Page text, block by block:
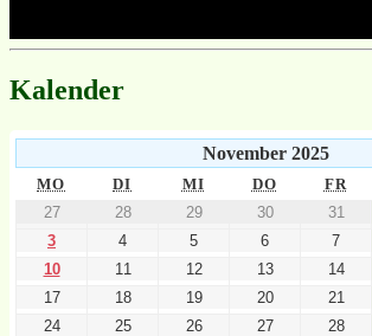
Kalender
November 2025
MO DI MI DO FR
27 28 29 30 31
3
4 5 6 7
10
11 12 13 14
17
18 19 20 21
24
25 26 27 28